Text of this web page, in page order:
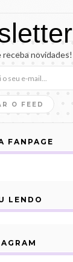
receba novidades!
FANPAGE
LENDO